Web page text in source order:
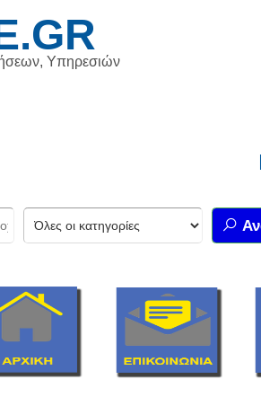
Υπηρεσιών